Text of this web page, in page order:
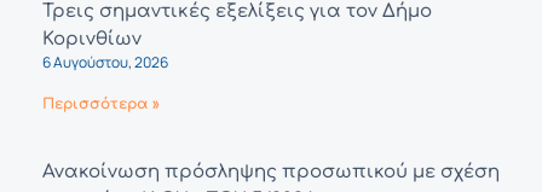
Τρεις σημαντικές εξελίξεις για τον Δήμο
Κορινθίων
6 Αυγούστου, 2026
Περισσότερα »
Ανακοίνωση πρόσληψης προσωπικού με σχέση